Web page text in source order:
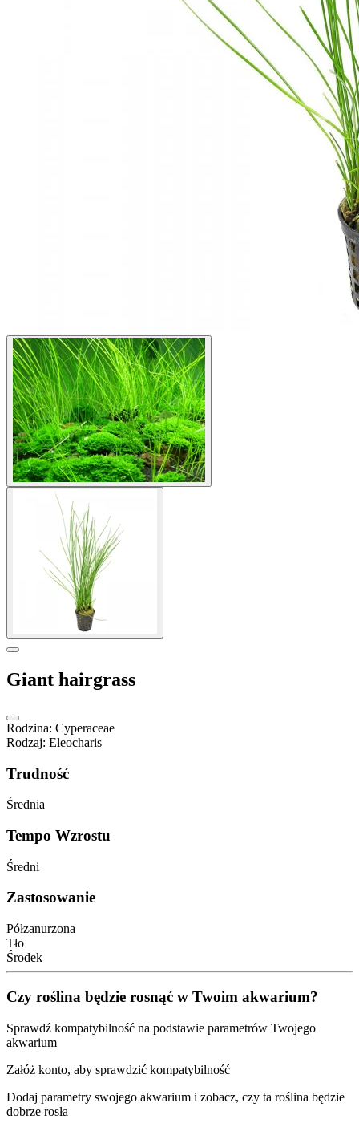
Giant hairgrass
Rodzina: Cyperaceae
Rodzaj: Eleocharis
Trudność
Średnia
Tempo Wzrostu
Średni
Zastosowanie
Półzanurzona
Tło
Środek
Czy roślina będzie rosnąć w Twoim akwarium?
Sprawdź kompatybilność na podstawie parametrów Twojego
akwarium
Załóż konto, aby sprawdzić kompatybilność
Dodaj parametry swojego akwarium i zobacz, czy ta roślina będzie
dobrze rosła